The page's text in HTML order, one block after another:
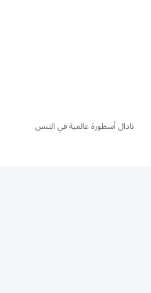
نادال أسطورة عالمية في التنس